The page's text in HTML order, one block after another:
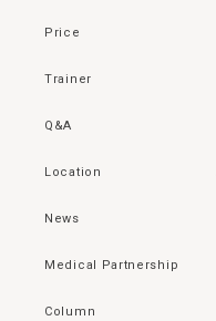
Price
Trainer
Q&A
Location
News
Medical Partnership
Column